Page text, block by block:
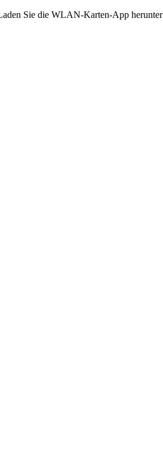
Sie die WLAN-Karten-App herunter